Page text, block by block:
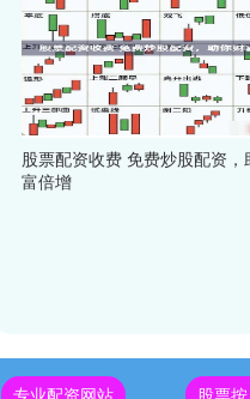
股票配资收费 免费炒股配资，
富倍增